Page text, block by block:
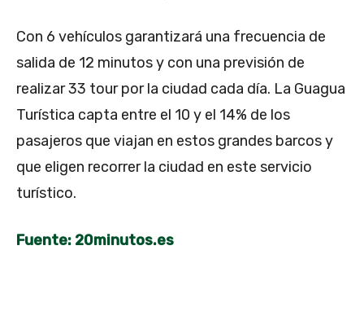
Con 6 vehículos garantizará una frecuencia de
salida de 12 minutos y con una previsión de
realizar 33 tour por la ciudad cada día. La Guagua
Turística capta entre el 10 y el 14% de los
pasajeros que viajan en estos grandes barcos y
que eligen recorrer la ciudad en este servicio
turístico.
Fuente: 20minutos.es